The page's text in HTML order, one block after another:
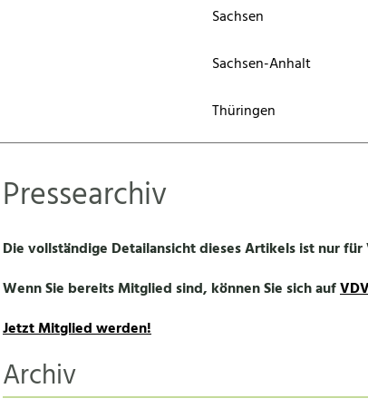
Sachsen
Sachsen-Anhalt
Thüringen
Pressearchiv
Die vollständige Detailansicht dieses Artikels ist nur
Wenn Sie bereits Mitglied sind, können Sie sich auf
Jetzt Mitglied werden!
Archiv